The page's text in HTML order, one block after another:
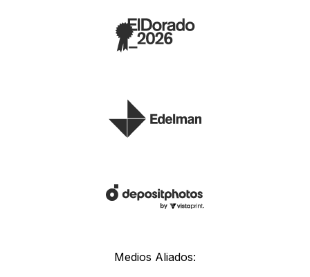
Medios Aliados: